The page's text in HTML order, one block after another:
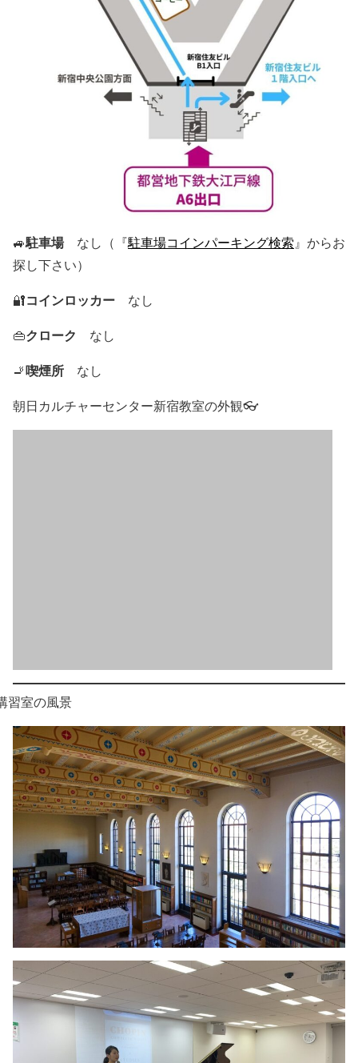
🚙駐車場なし（『駐車場コインパーキング検索 』からお
探し下さい）
🔐コインロッカー なし
👜クローク なし
🚬喫煙所 なし
朝日カルチャーセンター新宿教室の外観👓
習室の風景